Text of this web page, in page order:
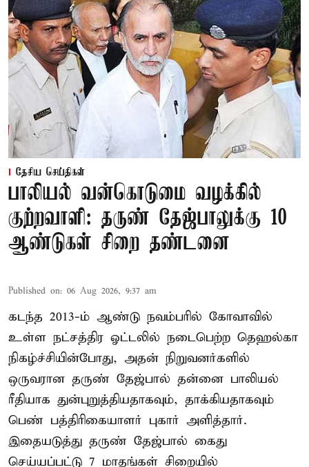
தேசிய செய்திகள்
பாலியல் வன்கொடுமை வழக்கில்
குற்றவாளி: தருண் தேஜ்பாலுக்கு 10
ஆண்டுகள் சிறை தண்டனை
Published on: 06 Aug 2026, 9:37 am
கடந்த 2013-ம் ஆண்டு நவம்பரில் கோவாவில்
உள்ள நட்சத்திர ஓட்டலில் நடைபெற்ற தெஹல்கா
நிகழ்ச்சியின்போது, அதன் நிறுவனர்களில்
ஒருவரான தருண் தேஜ்பால் தன்னை பாலியல்
ரீதியாக துன்புறுத்தியதாகவும், தாக்கியதாகவும்
பெண் பத்திரிகையாளர் புகார் அளித்தார்.
இதையடுத்து தருண் தேஜ்பால் கைது
செய்யப்பட்டு 7 மாதங்கள் சிறையில்